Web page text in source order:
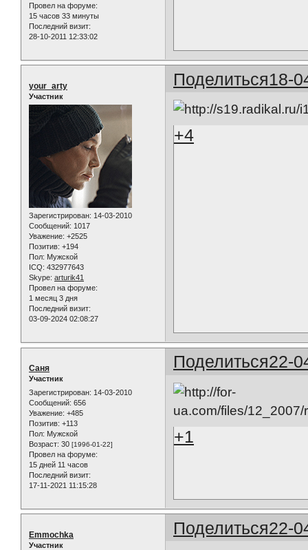
Провел на форуме:
15 часов 33 минуты
Последний визит:
28-10-2011 12:33:02
Поделиться18-
your_arty
Участник
Зарегистрирован: 14-03-2010
Сообщений: 1017
Уважение: +2525
Позитив: +194
Пол: Мужской
ICQ: 432977643
Skype: arturik41
Провел на форуме:
1 месяц 3 дня
Последний визит:
03-09-2024 02:08:27
+4
Поделиться22-
Саня
Участник
Зарегистрирован: 14-03-2010
Сообщений: 656
Уважение: +485
Позитив: +113
Пол: Мужской
Возраст: 30 [1996-01-22]
Провел на форуме:
15 дней 11 часов
Последний визит:
17-11-2021 11:15:28
+1
Поделиться22-
Emmochka
Участник